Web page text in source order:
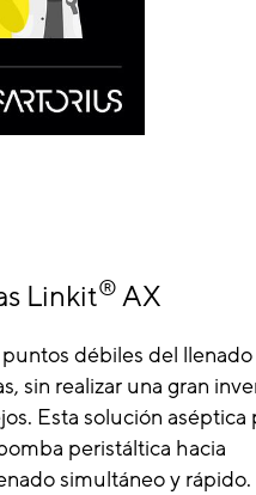
Linkit® AX
débiles del
sin realizar una gran
Esta solución aséptica
peristáltica hacia
simultáneo y rápido.